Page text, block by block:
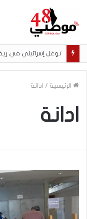
توغل إسرائيلي في ريف
الرئيسية / ادانة
ادانة